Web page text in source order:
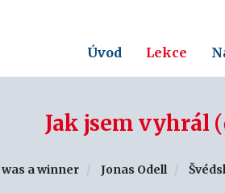
Úvod Lekce
Jak jsem vyhrál
a winner Jonas Odell